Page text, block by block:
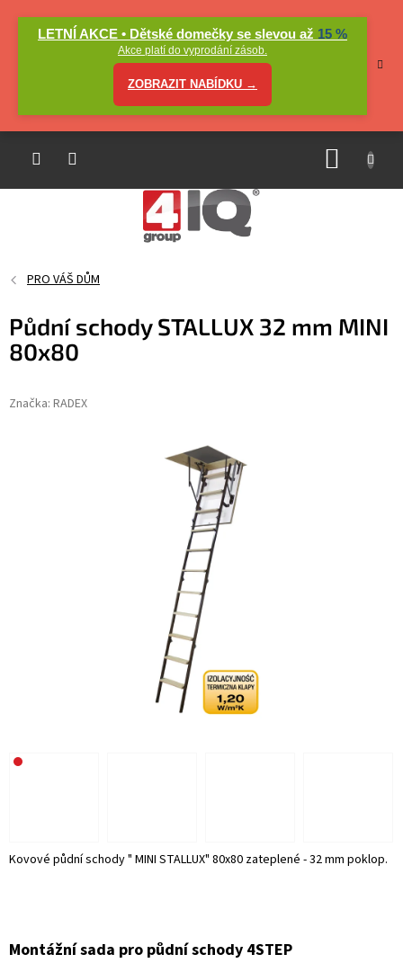
LETNÍ AKCE • Dětské domečky se slevou až 15 %
Akce platí do vyprodání zásob.
ZOBRAZIT NABÍDKU →
PRO VÁŠ DŮM
Půdní schody STALLUX 32 mm MINI
80x80
Značka: RADEX
Montážní sada pro půdní schody 4STEP
Kovové půdní schody " MINI STALLUX" 80x80 zateplené - 32 mm poklop.